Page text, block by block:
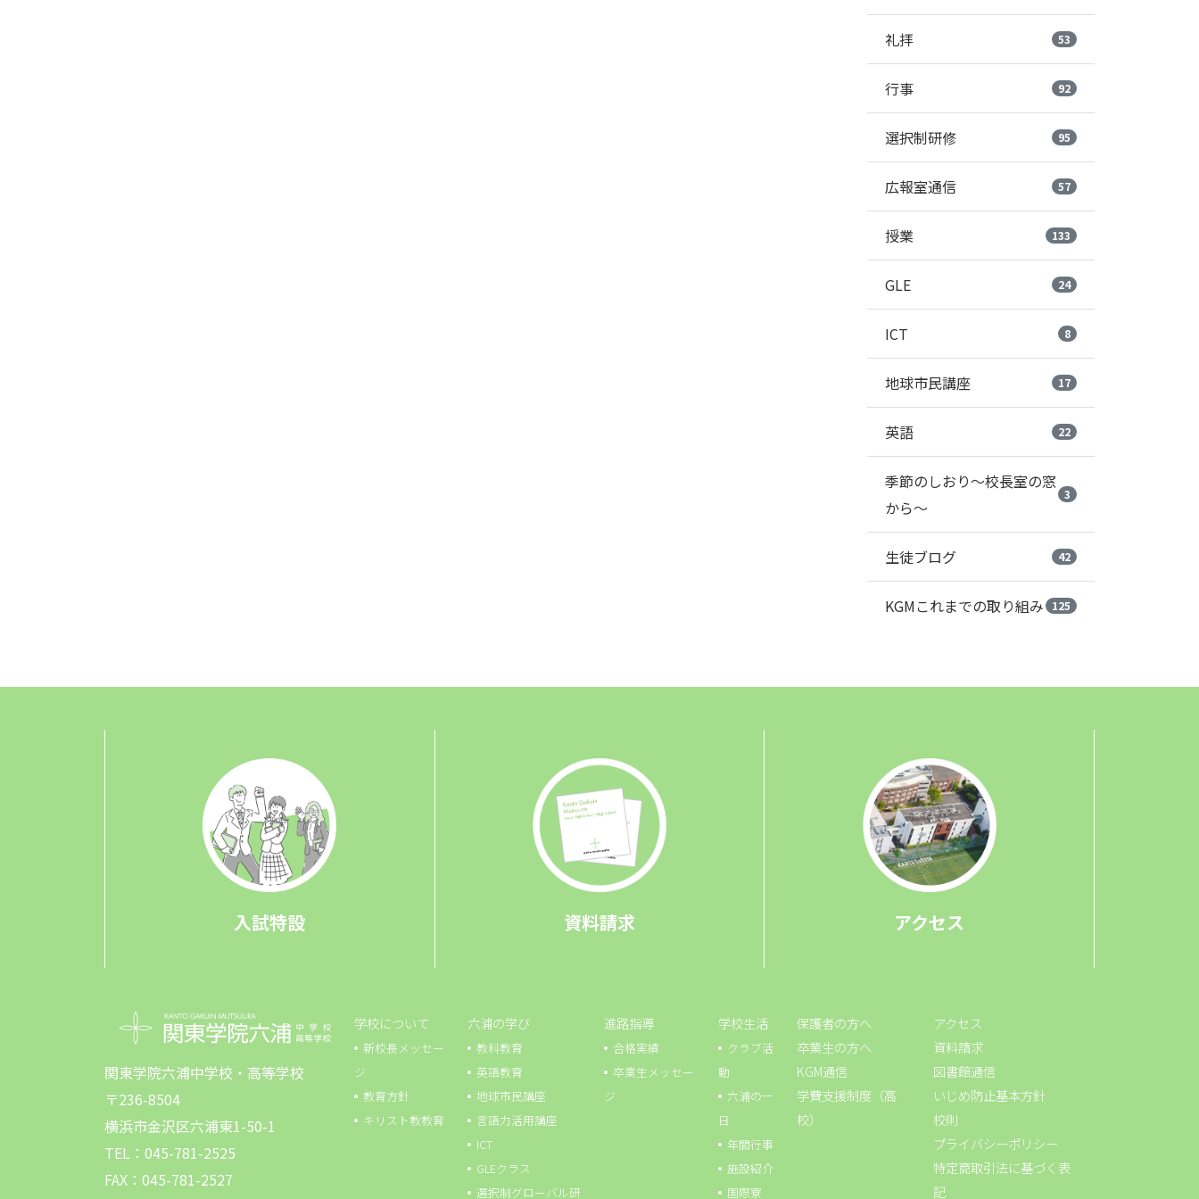
礼拝 53
行事 92
選択制研修 95
広報室通信 57
授業 133
GLE 24
ICT 8
地球市民講座 17
英語 22
季節のしおり～校長室の窓
から～
3
生徒ブログ 42
KGMこれまでの取り組み 125
入試特設 資料請求 アクセス
関東学院六浦中学校・高等学校
〒236-8504
横浜市金沢区六浦東1-50-1
TEL：045-781-2525
FAX：045-781-2527
学校について
新校長メッセー
ジ
教育方針
キリスト教教育
六浦の学び
教科教育
英語教育
地球市⺠講座
言語力活用講座
ICT
GLEクラス
選択制グローバル研
進路指導
合格実績
卒業生メッセー
ジ
学校生活
クラブ活
動
六浦の一
日
年間行事
施設紹介
国際寮
保護者の方へ
卒業生の方へ
KGM通信
学費支援制度（高
校）
アクセス
資料請求
図書館通信
いじめ防止基本方針
校則
プライバシーポリシー
特定商取引法に基づく表
記